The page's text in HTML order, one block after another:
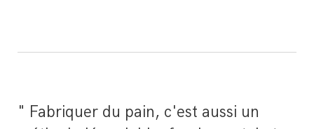
" Fabriquer du pain, c'est aussi un